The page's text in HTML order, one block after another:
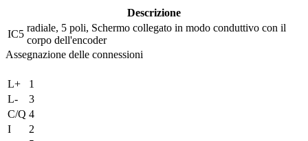
Descrizione
IC5
radiale, 5 poli, Schermo collegato in modo conduttivo con il
corpo dell'encoder
Assegnazione delle connessioni
L+
1
L-
3
C/Q 4
I
2